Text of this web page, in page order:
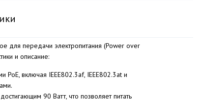
для передачи электропитания (Power over
и описание:
PoE, включая IEEE802.3af, IEEE802.3at и
90 Ватт, что позволяет питать